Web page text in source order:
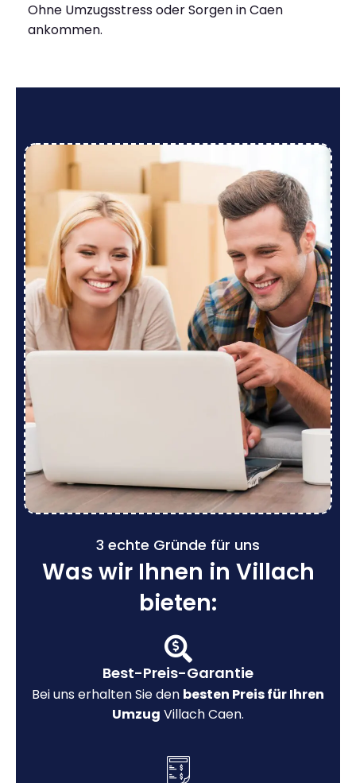
Ohne Umzugsstress oder Sorgen in Caen
ankommen.
3 echte Gründe für uns
Was wir Ihnen in Villach
bieten:
Best-Preis-Garantie
Bei uns erhalten Sie den besten Preis für Ihren
Umzug Villach Caen.